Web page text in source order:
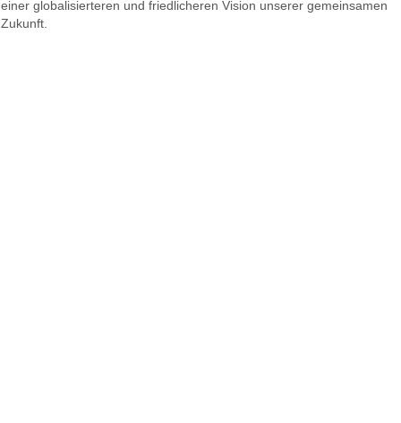
einer globalisierteren und friedlicheren Vision unserer gemeinsamen
Zukunft.